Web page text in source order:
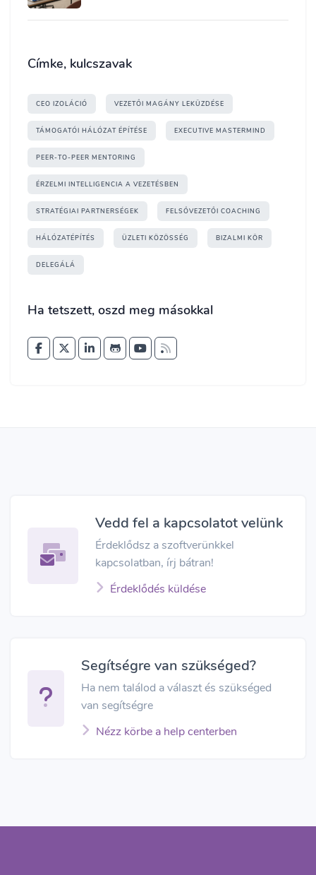
Címke, kulcszavak
CEO IZOLÁCIÓ VEZETŐI MAGÁNY LEKÜZDÉSE
TÁMOGATÓI HÁLÓZAT ÉPÍTÉSE EXECUTIVE MASTERMIND
PEER-TO-PEER MENTORING
ÉRZELMI INTELLIGENCIA A VEZETÉSBEN
STRATÉGIAI PARTNERSÉGEK FELSŐVEZETŐI COACHING
HÁLÓZATÉPÍTÉS ÜZLETI KÖZÖSSÉG BIZALMI KÖR
DELEGÁLÁ
Ha tetszett, oszd meg másokkal
Vedd fel a kapcsolatot velünk
Érdeklődsz a szoftverünkkel
kapcsolatban, írj bátran!
Érdeklődés küldése
Segítségre van szükséged?
Ha nem találod a választ és szükséged
van segítségre
Nézz körbe a help centerben